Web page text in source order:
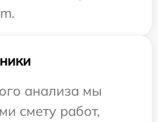
анализа мы
смету работ,